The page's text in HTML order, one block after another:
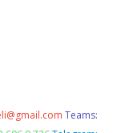
Teams: